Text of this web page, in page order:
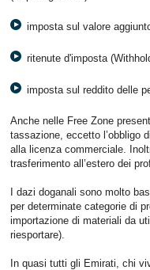
imposta sul valore
ritenute d'imposta
imposta sul reddito delle
Anche nelle Free Zone
tassazione, eccetto l’obbligo
alla licenza commerciale.
trasferimento all’estero dei
I dazi doganali sono molto
per determinate categorie di
importazione di materiali da
riesportare).
In quasi tutti gli Emirati, chi